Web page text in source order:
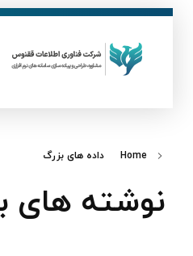
Home داده‌ های بزرگ
نوشته های